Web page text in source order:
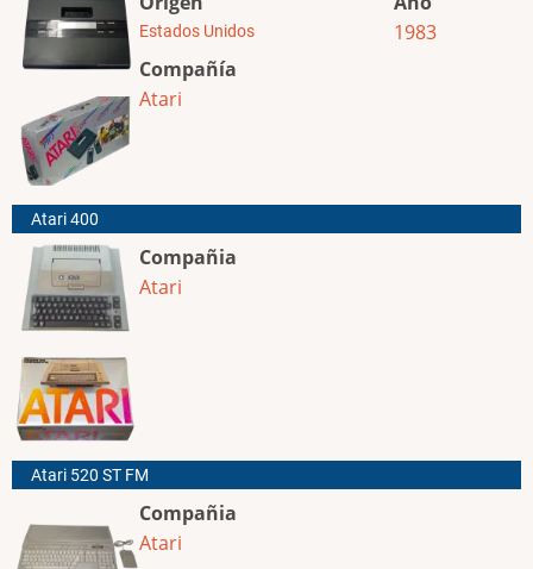
Estados Unidos
Compañía
Atari
1983
Atari 400
Compañia
Atari
Atari 520 ST FM
Compañia
Atari